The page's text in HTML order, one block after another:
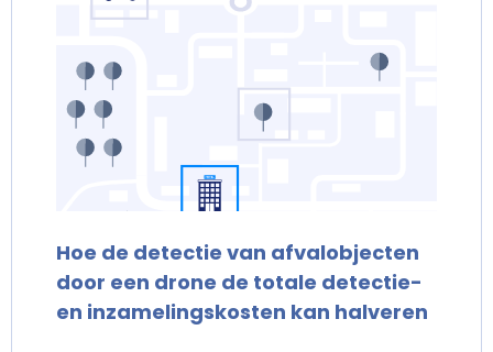
Hoe de detectie van afvalobjecten
door een drone de totale detectie-
en inzamelingskosten kan halveren